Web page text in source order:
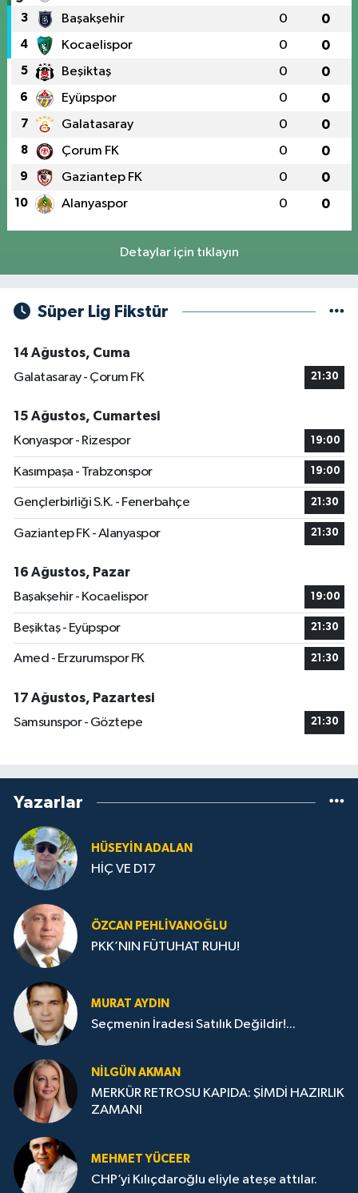
3 Başakşehir 0 0
4 Kocaelispor 0 0
5 Beşiktaş 0 0
6 Eyüpspor 0 0
7 Galatasaray 0 0
8 Çorum FK 0 0
9 Gaziantep FK 0 0
10 Alanyaspor 0 0
Detaylar için tıklayın
Süper Lig Fikstür
14 Ağustos, Cuma
Galatasaray - Çorum FK
21:30
15 Ağustos, Cumartesi
Konyaspor - Rizespor
19:00
Kasımpaşa - Trabzonspor 19:00
Gençlerbirliği S.K. - Fenerbahçe 21:30
Gaziantep FK - Alanyaspor 21:30
16 Ağustos, Pazar
Başakşehir - Kocaelispor
19:00
Beşiktaş - Eyüpspor 21:30
Amed - Erzurumspor FK 21:30
17 Ağustos, Pazartesi
Samsunspor - Göztepe
21:30
Yazarlar
HÜSEYIN ADALAN
HİÇ VE D17
ÖZCAN PEHLIVANOĞLU
PKK’NIN FÜTUHAT RUHU!
MURAT AYDIN
Seçmenin İradesi Satılık Değildir!...
NILGÜN AKMAN
MERKÜR RETROSU KAPIDA: ŞİMDİ HAZIRLIK
ZAMANI
MEHMET YÜCEER
CHP’yi Kılıçdaroğlu eliyle ateşe attılar.